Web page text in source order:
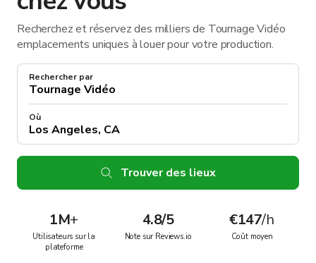
Recherchez et réservez des milliers de Tournage Vidéo
emplacements uniques à louer pour votre production.
Rechercher par
Où
Trouver des lieux
1M+
Utilisateurs sur la
plateforme
4.8/5
Note sur Reviews.io
€147/h
Coût moyen